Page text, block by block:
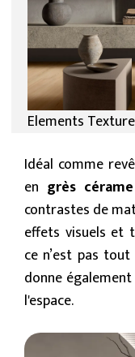
Elements
Idéal comme
en grès cérame
contrastes de
effets visuels et
ce n’est pas
donne
l'espace.